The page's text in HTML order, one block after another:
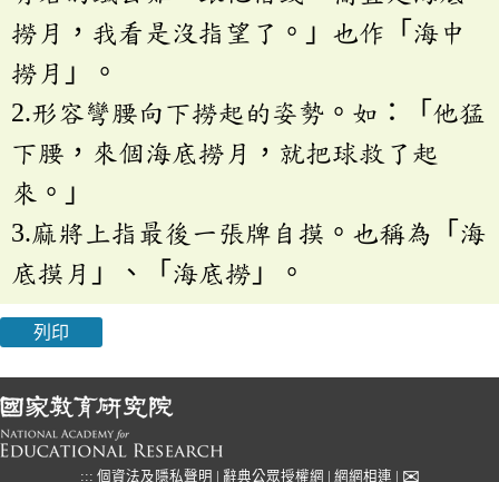
撈月，我看是沒指望了。」也作「海中
撈月」。
2.形容彎腰向下撈起的姿勢。如：「他猛
下腰，來個海底撈月，就把球救了起
來。」
3.麻將上指最後一張牌自摸。也稱為「海
底摸月」、「海底撈」。
列印
::: 個資法及隱私聲明 辭典公眾授權網 網網相連